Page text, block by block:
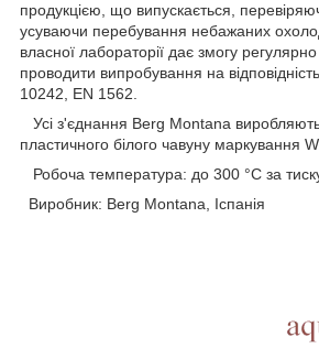
продукцією, що випускається,
усуваючи перебування небажаних
власної лабораторії дає змогу регулярно
проводити випробування на
10242, EN 1562.
Усі з'єднання Berg Montana
пластичного білого чавуну маркування
Робоча температура: до 300 °C за
Виробник: Berg Montana, Іспанія